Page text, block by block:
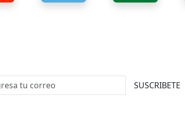
SUSCRIBETE